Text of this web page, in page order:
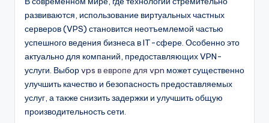
развиваются, использование виртуальных частных
серверов (VPS) становится неотъемлемой частью
успешного ведения бизнеса в IT-сфере. Особенно это
актуально для компаний, предоставляющих VPN-
услуги. Выборvps в европе для vpn может существенно
улучшить качество и безопасность предоставляемых
услуг, а также снизить задержки и улучшить общую
производительность сети.